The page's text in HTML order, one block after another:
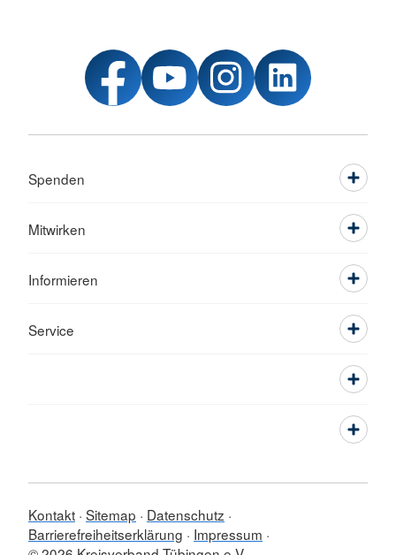
Spenden
Mitwirken
Informieren
Service
Kontakt Sitemap
Datenschutz
Barrierefreiheitserklärung
Impressum